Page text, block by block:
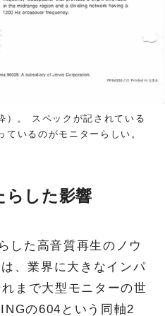
）。 スペックが記されている
ているのがモニターらしい。
らした影響
した高音質再生のノウ
、業界に大きなインパ
まで大型モニターの世
の604という同軸2